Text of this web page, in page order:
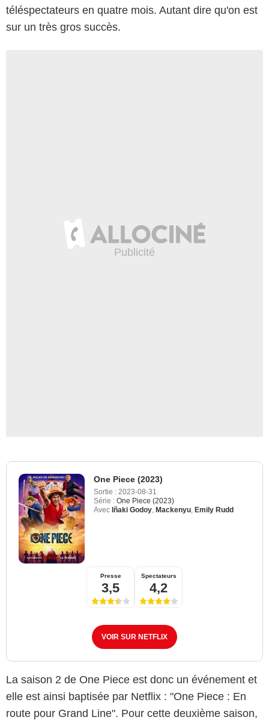
téléspectateurs en quatre mois. Autant dire qu'on est
sur un très gros succès.
One Piece (2023)
Sortie : 2023-08-31
Série : One Piece (2023)
Avec Iñaki Godoy Mackenyu Emily Rudd
Presse
3,5
Spectateurs
4,2
VOIR SUR NETFLIX
La saison 2 de One Piece est donc un événement et
elle est ainsi baptisée par Netflix : "One Piece : En
route pour Grand Line". Pour cette deuxième saison,